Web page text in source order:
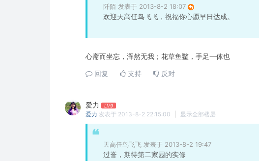
阡陌 发表于 2013-8-2 18:07
欢迎天高任鸟飞飞，祝福你心愿早日达成。
心斋而坐忘，浑然无我；花草鱼鳖，手足一体也
回复 支持 反对
爱力 LV9
爱力 发表于 2013-8-2 22:15:00 显示全部楼层
天高任鸟飞飞 发表于 2013-8-2 19:47
过誉，期待第二家园的实修